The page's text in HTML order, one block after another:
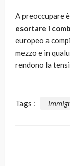
A preoccupare
esortare i
europeo a
mezzo e in
rendono la
Tags :